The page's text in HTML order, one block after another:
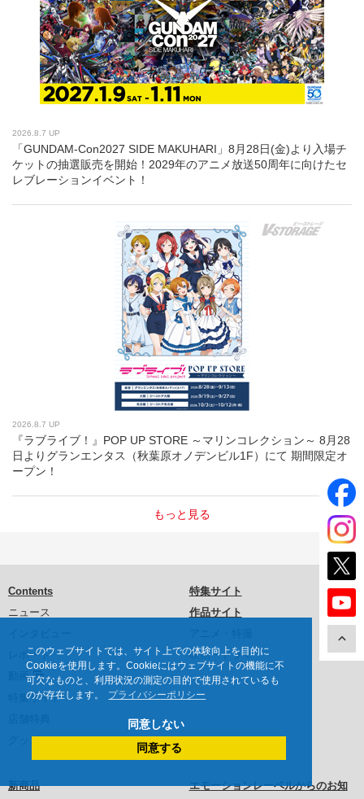
このウェブサイトでは、サイト上での体験向上を目的に
Cookieを使用します。Cookieにはウェブサイトの機能に不
可欠なものと、利用状況の測定の目的で使用されているも
のが存在します。
プライバシーポリシー
同意しない
同意する
2026.8.7 UP
「GUNDAM-Con2027 SIDE MAKUHARI」8月28日(金)より入場チ
ケットの抽選販売を開始！2029年のアニメ放送50周年に向けたセ
レブレーションイベント！
2026.8.7 UP
『ラブライブ！』POP UP STORE ～マリンコレクション～ 8月28
日よりグランエンタス（秋葉原オノデンビル1F）にて 期間限定オ
ープン！
もっと見る
Contents
ニュース
レポート
動画
特集サイト
グッズ
特集サイト
作品サイト
映画・ドラマ
新商品 エモーションレーベルからのお知